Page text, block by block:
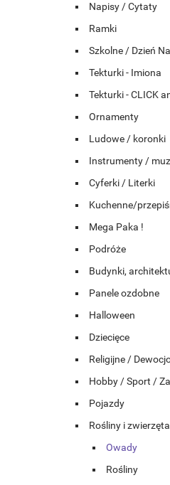
Napisy / Cytaty
Ramki
Szkolne / Dzień
Tekturki - Imiona
Tekturki - CLICK
Ornamenty
Ludowe / koronki
Instrumenty /
Cyferki / Literki
Kuchenne/
Mega Paka !
Podróże
Budynki,
Panele ozdobne
Halloween
Dziecięce
Religijne /
Hobby / Sport /
Pojazdy
Rośliny i zwierzęta
Owady
Rośliny